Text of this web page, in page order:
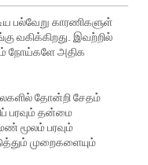
பல்வேறு காரணிகளுள்
வகிக்கிறது. இவற்றில்
நோய்களே அதிக
தோன்றி சேதம்
பரவும் தன்மை
மூலம் பரவும்
முறைகளையும்